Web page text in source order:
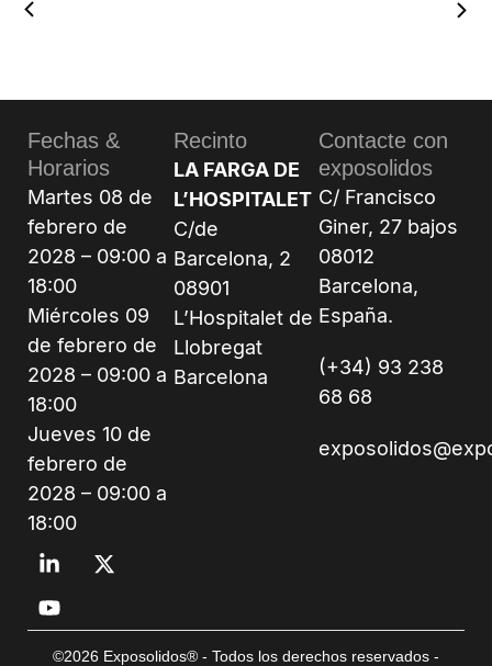
Fechas &
Horarios
Martes 08 de
febrero de
2028 – 09:00 a
18:00
Miércoles 09
de febrero de
2028 – 09:00 a
18:00
Jueves 10 de
febrero de
2028 – 09:00 a
18:00
Recinto
LA FARGA DE
L’HOSPITALET
C/de
Barcelona, 2
08901
L’Hospitalet de
Llobregat
Barcelona
Contacte con
exposolidos
C/ Francisco
Giner, 27 bajos
08012
Barcelona,
España.
(+34) 93 238
68 68
©2026 Exposolidos® - Todos los derechos reservados -